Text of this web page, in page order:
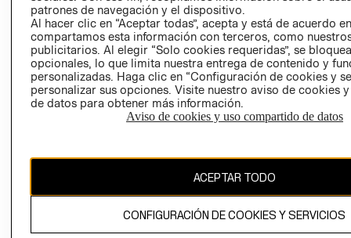
El contenido de esta página web está protegido por copyright y es
propiedad de H&M Hennes & Mauritz AB.
patrones de navegación y el dispositivo.
Al hacer clic en “Aceptar todas”, acepta y está de acuerdo
compartamos esta información con terceros, como
publicitarios. Al elegir “Solo cookies requeridas”, se
opcionales, lo que limita nuestra entrega de contenido y
personalizadas. Haga clic en “Configuración de cookies y
personalizar sus opciones. Visite nuestro aviso de cookies
de datos para obtener más información.
Aviso de cookies y uso compartido de datos
ACEPTAR TODO
CONFIGURACIÓN DE COOKIES Y SERVICIOS